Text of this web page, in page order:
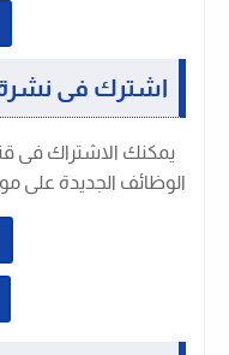
اشترك فى نشرة
يمكنك الاشتراك فى
الوظائف الجديدة على